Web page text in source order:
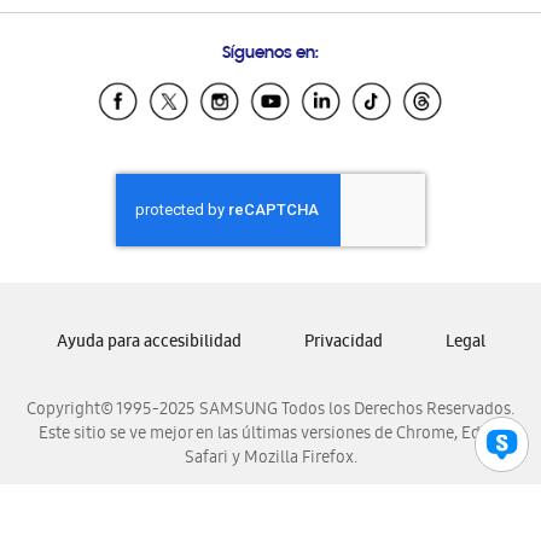
Samsung Ecuador
Samsung El Salvador
Samsung Honduras
Samsung Nicaragua
Samsung Panamá
Samsung Venezuela
Síguenos en:
Copyright© 1995-2025 SAMSUNG Todos los Derechos Reservados.
Este sitio se ve mejor en las últimas versiones de Chrome, Edge,
Safari y Mozilla Firefox.
Ayuda para accesibilidad Privacidad Legal